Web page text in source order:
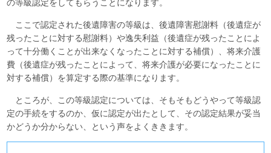
ここで認定された後遺障害の等級は、後遺障害慰謝料（後遺症が
残ったことに対する慰謝料）や逸失利益（後遺症が残ったことによ
って十分働くことが出来なくなったことに対する補償）、将来介護
費（後遺症が残ったことによって、将来介護が必要になったことに
対する補償）を算定する際の基準になります。
ところが、この等級認定については、そもそもどうやって等級認
定の手続をするのか、仮に認定が出たとして、その認定結果が妥当
かどうか分からない、という声をよくききます。